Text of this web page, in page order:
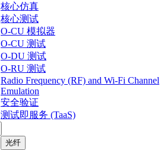
核心仿真
核心测试
O-CU 模拟器
O-CU 测试
O-DU 测试
O-RU 测试
Radio Frequency (RF) and Wi-Fi Channel
Emulation
安全验证
测试即服务 (TaaS)
光纤